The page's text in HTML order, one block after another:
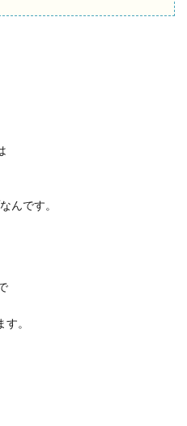
なんです。
。